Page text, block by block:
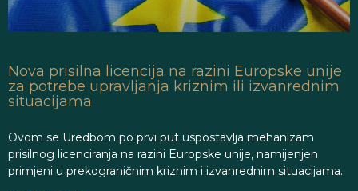
Nova prisilna licencija na razini Europske unije
za potrebe upravljanja kriznim ili izvanrednim
situacijama
Ovom se Uredbom po prvi put uspostavlja mehanizam
prisilnog licenciranja na razini Europske unije, namijenjen
primjeni u prekograničnim kriznim i izvanrednim situacijama.